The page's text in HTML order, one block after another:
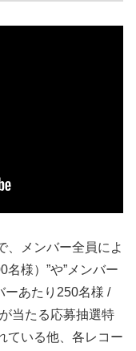
、メンバー全員によ
名様）”や”メンバー
ーあたり250名様 /
当たる応募抽選特
ている他、各レコー